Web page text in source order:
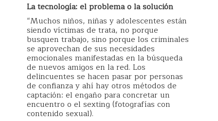
La tecnología: el problema o la solución
“Muchos niños, niñas y adolescentes están
siendo víctimas de trata, no porque
busquen trabajo, sino porque los criminales
se aprovechan de sus necesidades
emocionales manifestadas en la búsqueda
de nuevos amigos en la red. Los
delincuentes se hacen pasar por personas
de confianza y ahí hay otros métodos de
captación: el engaño para concretar un
encuentro o el sexting (fotografías con
contenido sexual).